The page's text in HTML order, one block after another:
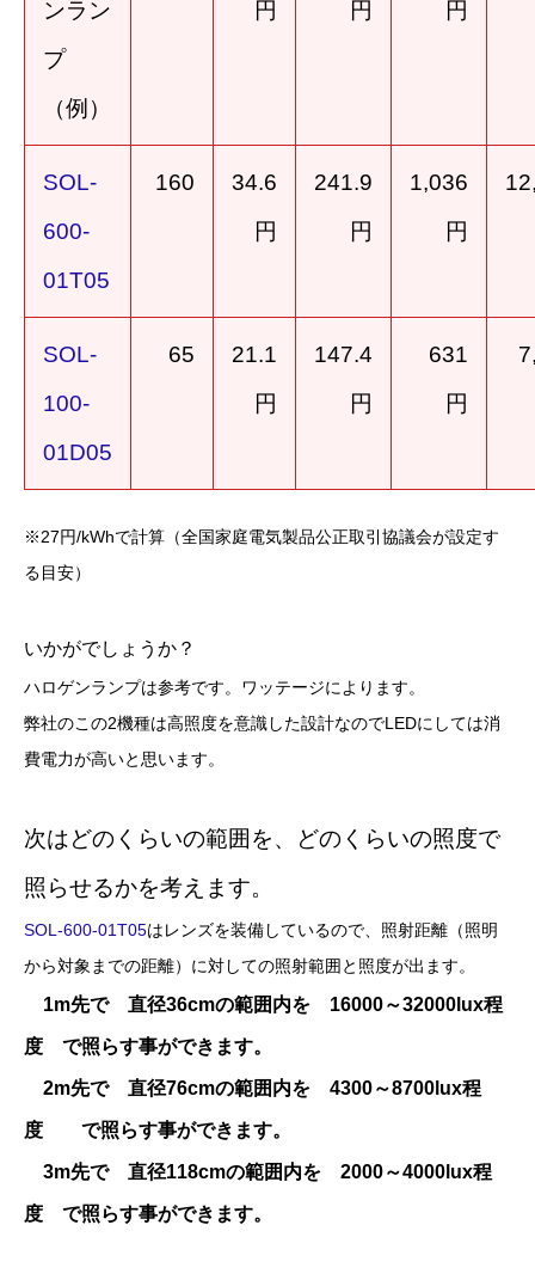
ンラン
プ
（例）
円
円
円
SOL-
600-
01T05
160
34.6
円
241.9
円
1,036
円
SOL-
100-
01D05
65
21.1
円
147.4
円
631
円
※27円/kWhで計算（全国家庭電気製品公正取引協議会が設定す
る目安）
いかがでしょうか？
ハロゲンランプは参考です。ワッテージによります。
弊社のこの2機種は高照度を意識した設計なのでLEDにしては消
費電力が高いと思います。
次はどのくらいの範囲を、どのくらいの照度で
照らせるかを考えます。
SOL-600-01T05はレンズを装備しているので、照射距離（照明
から対象までの距離）に対しての照射範囲と照度が出ます。
1m先で 直径36cmの範囲内を 16000～32000lux程
度 で照らす事ができます。
2m先で 直径76cmの範囲内を 4300～8700lux程
度 で照らす事ができます。
3m先で 直径118cmの範囲内を 2000～4000lux程
度 で照らす事ができます。